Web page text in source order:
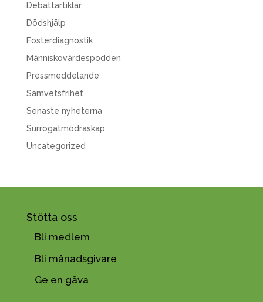
Debattartiklar
Dödshjälp
Fosterdiagnostik
Människovärdespodden
Pressmeddelande
Samvetsfrihet
Senaste nyheterna
Surrogatmödraskap
Uncategorized
Stötta oss
Bli medlem
Bli månadsgivare
Ge en gåva